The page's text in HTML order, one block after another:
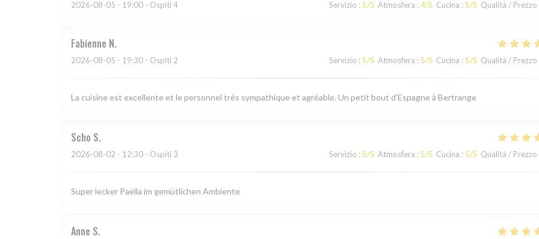
2026-08-05 - 19:00 - Ospiti 4 Servizio : 5/5 Atmosfera : 4/5 Cucina : 5/5 Qualità / Prezzo
Fabienne N
2026-08-05 - 19:30 - Ospiti 2 Servizio : 5/5 Atmosfera : 5/5 Cucina : 5/5 Qualità / Prezzo
La cuisine est excellente et le personnel très sympathique et agréable. Un petit bout d’Espagne à Bertrange
Scho S
2026-08-02 - 12:30 - Ospiti 3 Servizio : 5/5 Atmosfera : 5/5 Cucina : 5/5 Qualità / Prezzo
Super lecker Paëlla im gemütlichen Ambiente
Anne S